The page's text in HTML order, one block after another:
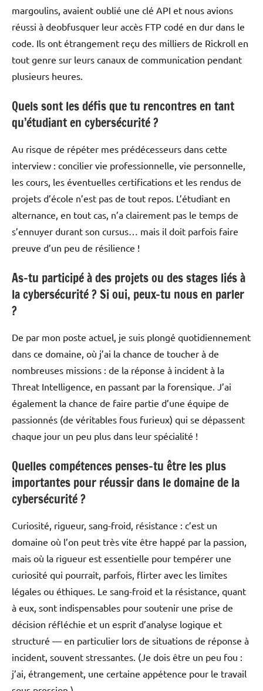
margoulins, avaient oublié une clé API et nous avions
réussi à deobfusquer leur accès FTP codé en dur dans le
code. Ils ont étrangement reçu des milliers de Rickroll en
tout genre sur leurs canaux de communication pendant
plusieurs heures.
Quels sont les défis que tu rencontres en tant
qu’étudiant en cybersécurité ?
Au risque de répéter mes prédécesseurs dans cette
interview : concilier vie professionnelle, vie personnelle,
les cours, les éventuelles certifications et les rendus de
projets d’école n’est pas de tout repos. L’étudiant en
alternance, en tout cas, n’a clairement pas le temps de
s’ennuyer durant son cursus… mais il doit parfois faire
preuve d’un peu de résilience !
As-tu participé à des projets ou des stages liés à
la cybersécurité ? Si oui, peux-tu nous en parler
?
De par mon poste actuel, je suis plongé quotidiennement
dans ce domaine, où j’ai la chance de toucher à de
nombreuses missions : de la réponse à incident à la
Threat Intelligence, en passant par la forensique. J’ai
également la chance de faire partie d’une équipe de
passionnés (de véritables fous furieux) qui se dépassent
chaque jour un peu plus dans leur spécialité !
Quelles compétences penses-tu être les plus
importantes pour réussir dans le domaine de la
cybersécurité ?
Curiosité, rigueur, sang-froid, résistance : c’est un
domaine où l’on peut très vite être happé par la passion,
mais où la rigueur est essentielle pour tempérer une
curiosité qui pourrait, parfois, flirter avec les limites
légales ou éthiques. Le sang-froid et la résistance, quant
à eux, sont indispensables pour soutenir une prise de
décision réfléchie et un esprit d’analyse logique et
structuré — en particulier lors de situations de réponse à
incident, souvent stressantes. (Je dois être un peu fou :
j’ai, étrangement, une certaine appétence pour le travail